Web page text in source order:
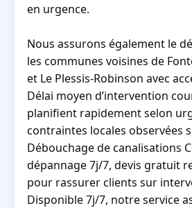
en urgence.
Nous assurons également le
les communes voisines de
et Le Plessis-Robinson avec
Délai moyen d’intervention
planifient rapidement selon
contraintes locales observées
Débouchage de canalisations
dépannage 7j/7, devis gratuit
pour rassurer clients sur
Disponible 7j/7, notre service